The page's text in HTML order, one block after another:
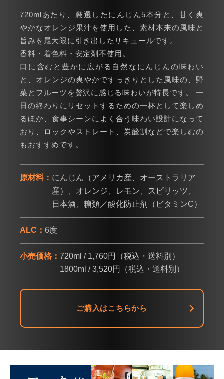
720mlあたり、厳選したにんじん5本分と、甘く爽
やかなオレンジ果汁を使用した、素材本来の風味と
旨みを最大限に引き出したリキュールです。
香料・着色料・安定剤不使用。
口に含むと豊かに広がる自然なにんじんの味わい
と、オレンジの爽やかですっきりとした風味の、野
菜とフルーツを贅沢に感じる味わいが特長です。 一
日の終わりにリセットするための一杯として楽しめ
るほか、食事シーンによく合う味わい設計になって
おり、ロックやストレート、炭酸割などで楽しむの
もおすすめです。
原材料： にんじん（アメリカ産、オーストラリア
産）、オレンジ、レモン、スピリッツ、
日本酒、糖類／酸化防止剤（ビタミンC）
ALC：6度
小売価格：720ml / 1,760円（税込・送料別）
1800ml / 3,520円（税込・送料別）
ご購入はこちらから